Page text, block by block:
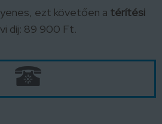
ezt követően a térítési
díj: 89 900 Ft.